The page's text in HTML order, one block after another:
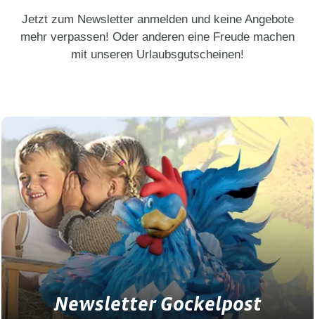
Jetzt zum Newsletter anmelden und keine Angebote
mehr verpassen! Oder anderen eine Freude machen
mit unseren Urlaubsgutscheinen!
Newsletter Gockelpost